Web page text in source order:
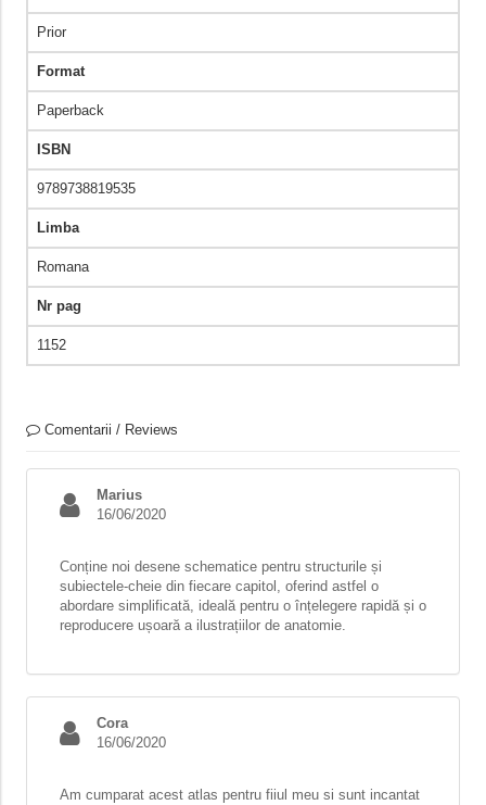
Prior
Format
Paperback
ISBN
9789738819535
Limba
Romana
Nr pag
1152
Comentarii / Reviews
Marius
16/06/2020
Conține noi desene schematice pentru structurile și
subiectele-cheie din fiecare capitol, oferind astfel o
abordare simplificată, ideală pentru o înțelegere rapidă și o
reproducere ușoară a ilustrațiilor de anatomie.
Cora
16/06/2020
Am cumparat acest atlas pentru fiiul meu si sunt incantat